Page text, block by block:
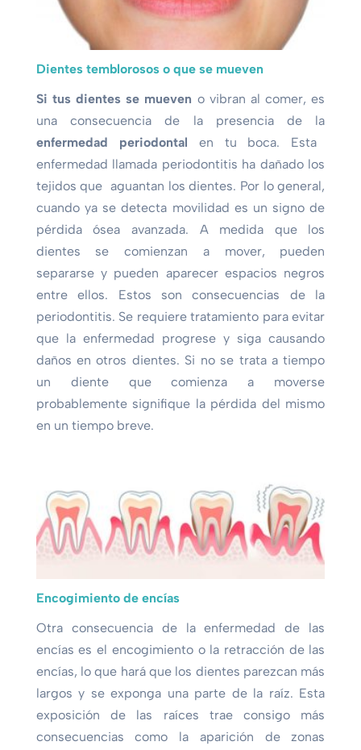
Dientes temblorosos o que se mueven
Si tus dientes se mueven o vibran al comer, es
una consecuencia de la presencia de la
enfermedad periodontal en tu boca. Esta
enfermedad llamada periodontitis ha dañado los
tejidos que aguantan los dientes. Por lo general,
cuando ya se detecta movilidad es un signo de
pérdida ósea avanzada. A medida que los
dientes se comienzan a mover, pueden
separarse y pueden aparecer espacios negros
entre ellos. Estos son consecuencias de la
periodontitis. Se requiere tratamiento para evitar
que la enfermedad progrese y siga causando
daños en otros dientes. Si no se trata a tiempo
un diente que comienza a moverse
probablemente signifique la pérdida del mismo
en un tiempo breve.
Encogimiento de encías
Otra consecuencia de la enfermedad de las
encías es el encogimiento o la retracción de las
encías, lo que hará que los dientes parezcan más
largos y se exponga una parte de la raíz. Esta
exposición de las raíces trae consigo más
consecuencias como la aparición de zonas